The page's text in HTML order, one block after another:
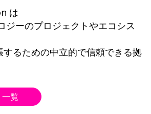
は
ジーのプロジェクトやエコシス
するための中立的で信頼できる拠
覧